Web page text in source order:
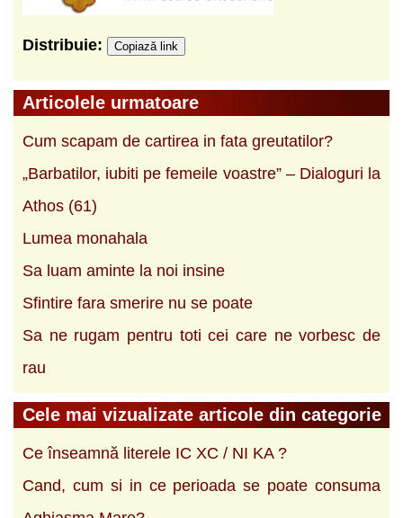
Distribuie: Copiază link
Articolele urmatoare
Cum scapam de cartirea in fata greutatilor?
„Barbatilor, iubiti pe femeile voastre” – Dialoguri la
Athos (61)
Lumea monahala
Sa luam aminte la noi insine
Sfintire fara smerire nu se poate
Sa ne rugam pentru toti cei care ne vorbesc de
rau
Cele mai vizualizate articole din categorie
Ce înseamnă literele IC XC / NI KA ?
Cand, cum si in ce perioada se poate consuma